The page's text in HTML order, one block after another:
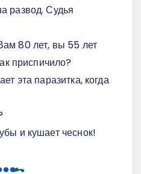
развод. Судья
80 лет, вы 55 лет
приспичило?
эта паразитка, когда
и кушает чеснок!